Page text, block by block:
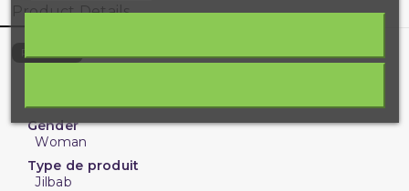
Product Details
Reference
Gender
Woman
Type de produit
Jilbab